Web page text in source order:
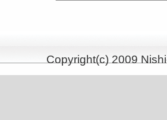
Copyright(c) 2009